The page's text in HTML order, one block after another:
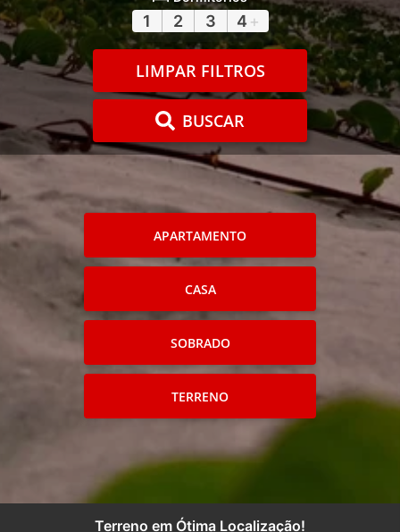
1 2 3 4 +
LIMPAR FILTROS
BUSCAR
APARTAMENTO
CASA
SOBRADO
TERRENO
Terreno em Ótima Localização!